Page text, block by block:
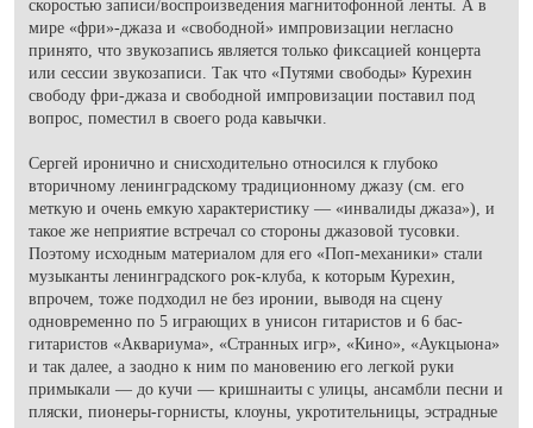
скоростью записи/воспроизведения магнитофонной ленты. А в
мире «фри»-джаза и «свободной» импровизации негласно
принято, что звукозапись является только фиксацией концерта
или сессии звукозаписи. Так что «Путями свободы» Курехин
свободу фри-джаза и свободной импровизации поставил под
вопрос, поместил в своего рода кавычки.
Сергей иронично и снисходительно относился к глубоко
вторичному ленинградскому традиционному джазу (см. его
меткую и очень емкую характеристику — «инвалиды джаза»), и
такое же неприятие встречал со стороны джазовой тусовки.
Поэтому исходным материалом для его «Поп-механики» стали
музыканты ленинградского рок-клуба, к которым Курехин,
впрочем, тоже подходил не без иронии, выводя на сцену
одновременно по 5 играющих в унисон гитаристов и 6 бас-
гитаристов «Аквариума», «Странных игр», «Кино», «Аукцыона»
и так далее, а заодно к ним по мановению его легкой руки
примыкали — до кучи — кришнаиты с улицы, ансамбли песни и
пляски, пионеры-горнисты, клоуны, укротительницы, эстрадные